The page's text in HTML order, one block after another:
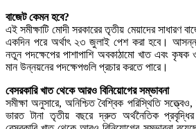
বাজেট কেমন হবে?
এই সমীক্ষাটি মোদী সরকারের তৃতীয় মেয়াদের সাধারণ
একদিন পরে অর্থাৎ ২৩ জুলাই পেশ করা হবে। আসন্ন
নতুন পদক্ষেপের পাশাপাশি অবকাঠামো খাত এবং কৃষক
মান উন্নয়নের পদক্ষেপগুলি প্রচার করতে পারে।
বেসরকারি খাত থেকে আরও বিনিয়োগের সম্ভাবনা
সমীক্ষা অনুসারে, অনিশ্চিত বৈশ্বিক পরিস্থিতি
ভারত টানা তৃতীয় বছরে দ্রুত অর্থনৈতিক